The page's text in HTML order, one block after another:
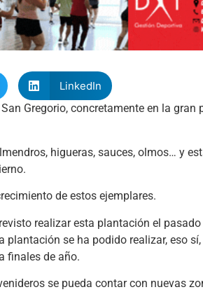
LinkedIn
Gregorio, concretamente en la gran
higueras, sauces, olmos… y
de estos ejemplares.
realizar esta plantación el
se ha podido realizar, eso
finales de año.
se pueda contar con nuevas